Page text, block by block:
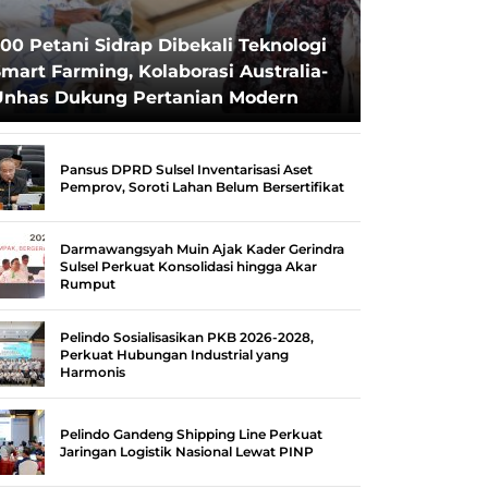
Petani Sidrap Dibekali Teknologi
Farming, Kolaborasi Australia-
Dukung Pertanian Modern
Pansus DPRD Sulsel Inventarisasi Aset
Pemprov, Soroti Lahan Belum Bersertifikat
Darmawangsyah Muin Ajak Kader Gerindra
Sulsel Perkuat Konsolidasi hingga Akar
Rumput
Pelindo Sosialisasikan PKB 2026-2028,
Perkuat Hubungan Industrial yang
Harmonis
Pelindo Gandeng Shipping Line Perkuat
Jaringan Logistik Nasional Lewat PINP